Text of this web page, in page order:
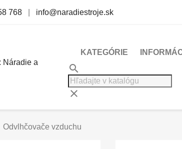
768 info@naradiestroje.sk
KATEGÓRIE
search
clear
Odvlhčovače vzduchu